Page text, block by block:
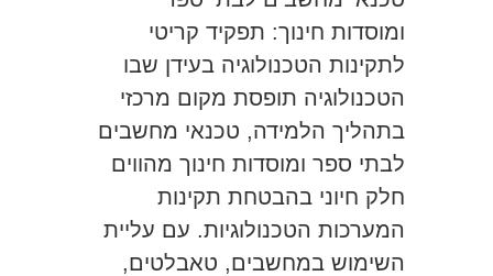
ומוסדות חינוך: תפקיד קריטי
לתקינות הטכנולוגיה בעידן שבו
הטכנולוגיה תופסת מקום מרכזי
בתהליך הלמידה, טכנאי מחשבים
לבתי ספר ומוסדות חינוך מהווים
חלק חיוני בהבטחת תקינות
המערכות הטכנולוגיות. עם עליית
השימוש במחשבים, טאבלטים,